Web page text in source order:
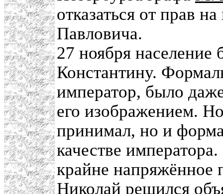
отказаться от прав
Павловича.
27 ноября население
Константину.
император, было
его изображением.
принимал, но и
качестве
крайне напряжённое
Николай решился